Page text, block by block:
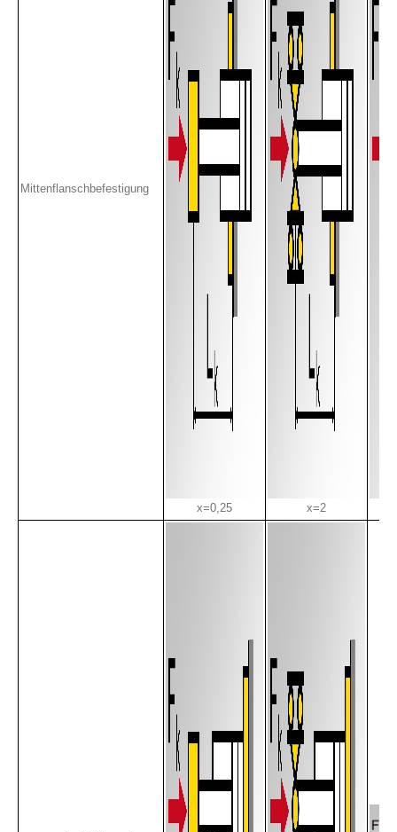
Mittenflanschbefestigung
x=0,25 x=2